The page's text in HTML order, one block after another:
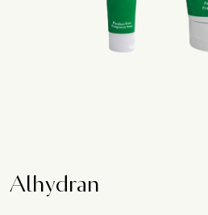
Alhydran